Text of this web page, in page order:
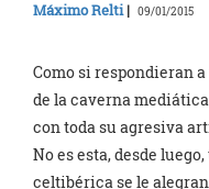
Máximo Relti| 09/01/2015
Como si respondieran
de la caverna
con toda su agresiva
No es esta, desde
celtibérica se le